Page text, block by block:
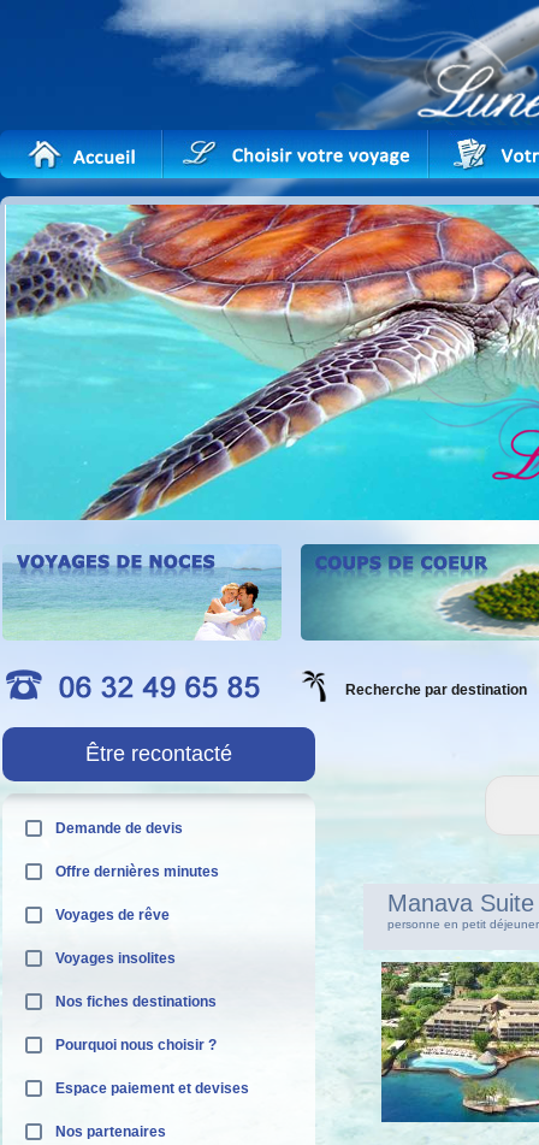
Recherche par destination
Être recontacté
Demande de devis
Offre dernières minutes
Voyages de rêve
Voyages insolites
Nos fiches destinations
Pourquoi nous choisir ?
Espace paiement et devises
Nos partenaires
Manava
personne en petit